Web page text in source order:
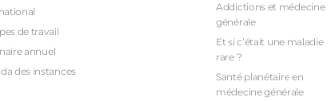
de travail
annuel
des instances
Addictions et médecine
générale
Et si c’était une maladie
rare ?
Santé planétaire en
médecine générale